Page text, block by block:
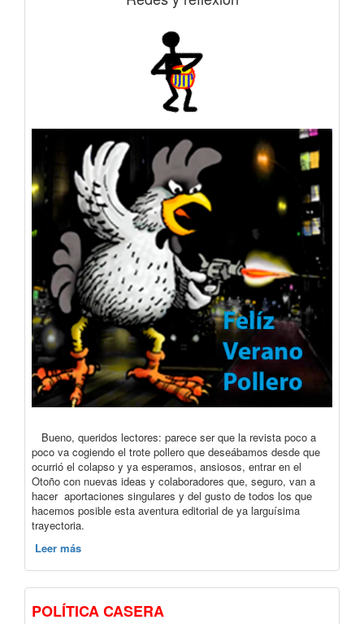
Bueno, queridos lectores: parece ser que la revista poco a
poco va cogiendo el trote pollero que deseábamos desde que
ocurrió el colapso y ya esperamos, ansiosos, entrar en el
Otoño con nuevas ideas y colaboradores que, seguro, van a
hacer aportaciones singulares y del gusto de todos los que
hacemos posible esta aventura editorial de ya larguísima
trayectoria.
Leer más
POLÍTICA CASERA